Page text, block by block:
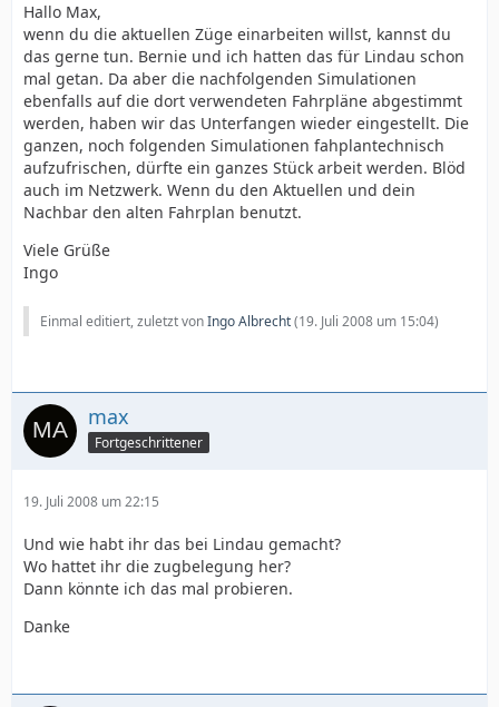
Hallo Max,
wenn du die aktuellen Züge einarbeiten willst, kannst du
das gerne tun. Bernie und ich hatten das für Lindau schon
mal getan. Da aber die nachfolgenden Simulationen
ebenfalls auf die dort verwendeten Fahrpläne abgestimmt
werden, haben wir das Unterfangen wieder eingestellt. Die
ganzen, noch folgenden Simulationen fahplantechnisch
aufzufrischen, dürfte ein ganzes Stück arbeit werden. Blöd
auch im Netzwerk. Wenn du den Aktuellen und dein
Nachbar den alten Fahrplan benutzt.
Viele Grüße
Ingo
Einmal editiert, zuletzt vonIngo Albrecht(19. Juli 2008 um 15:04)
max
Fortgeschrittener
19. Juli 2008 um 22:15
Und wie habt ihr das bei Lindau gemacht?
Wo hattet ihr die zugbelegung her?
Dann könnte ich das mal probieren.
Danke